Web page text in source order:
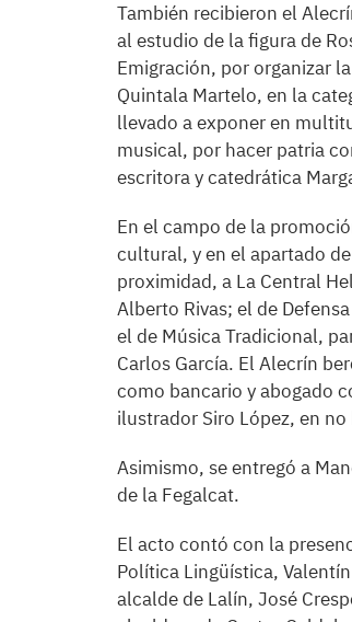
También recibieron el
al estudio de la figura de
Emigración, por organizar
Quintala Martelo, en la
llevado a exponer en
musical, por hacer patria
escritora y catedrática
En el campo de la
cultural, y en el apartado
proximidad, a La Central
Alberto Rivas; el de
el de Música Tradicional,
Carlos García. El Alecrín
como bancario y abogado
ilustrador Siro López, en
Asimismo, se entregó a
de la Fegalcat.
El acto contó con la
Política Lingüística,
alcalde de Lalín, José